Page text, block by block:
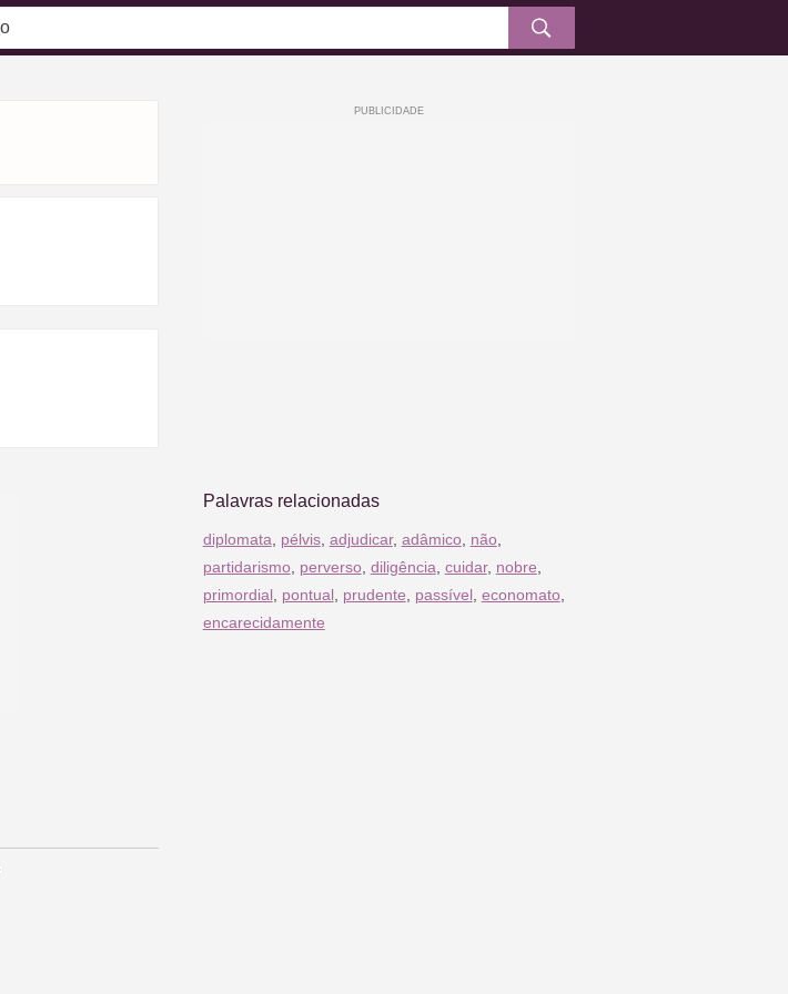
Palavras relacionadas
diplomata pélvis, adjudicar, adâmico, não,
partidarismo, perverso, diligência cuidar, nobre
primordial, pontual, prudente passível, economato,
encarecidamente